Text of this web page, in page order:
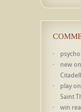
new
play
Saint
win